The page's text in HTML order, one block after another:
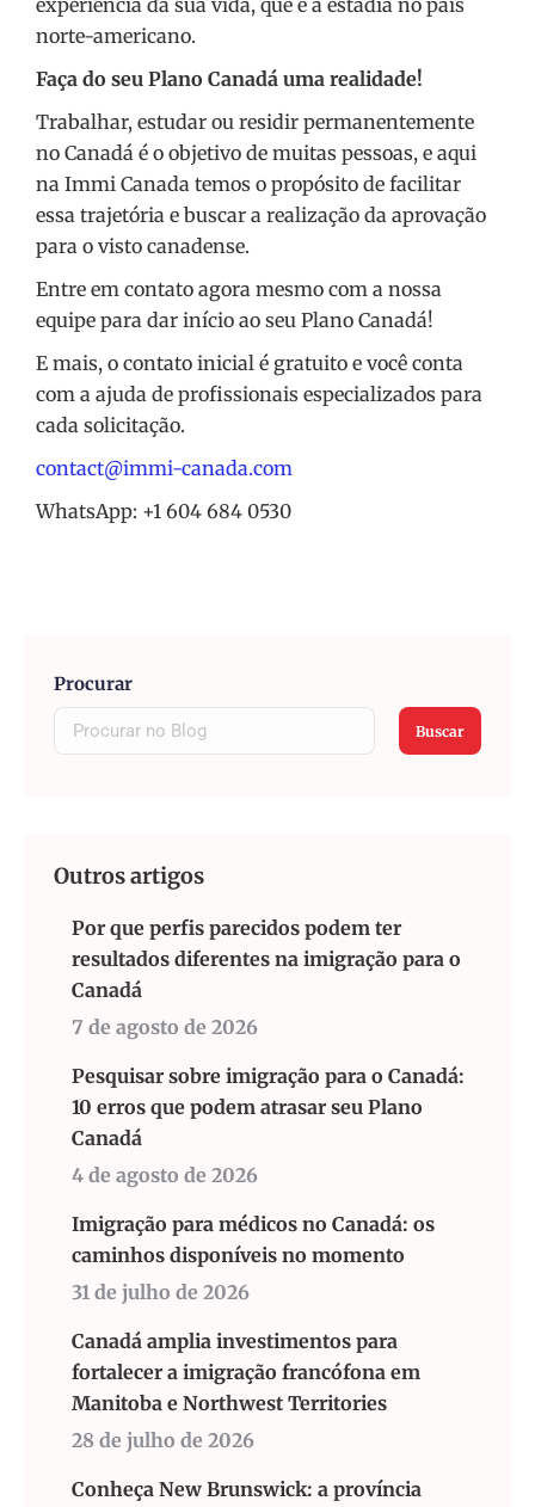
experiência da sua vida, que é a estadia no país
norte-americano.
Faça do seu Plano Canadá uma realidade!
Trabalhar, estudar ou residir permanentemente
no Canadá é o objetivo de muitas pessoas, e aqui
na Immi Canada temos o propósito de facilitar
essa trajetória e buscar a realização da aprovação
para o visto canadense.
Entre em contato agora mesmo com a nossa
equipe para dar início ao seu Plano Canadá!
E mais, o contato inicial é gratuito e você conta
com a ajuda de profissionais especializados para
cada solicitação.
contact@immi-canada.com
WhatsApp: +1 604 684 0530
Procurar
Buscar
Outros artigos
Por que perfis parecidos podem ter
resultados diferentes na imigração para o
Canadá
7 de agosto de 2026
Pesquisar sobre imigração para o Canadá:
10 erros que podem atrasar seu Plano
Canadá
4 de agosto de 2026
Imigração para médicos no Canadá: os
caminhos disponíveis no momento
31 de julho de 2026
Canadá amplia investimentos para
fortalecer a imigração francófona em
Manitoba e Northwest Territories
28 de julho de 2026
Conheça New Brunswick: a província